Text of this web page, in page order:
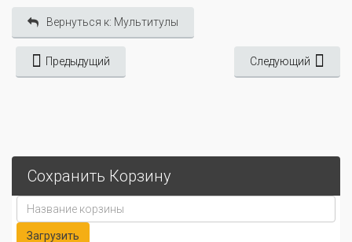
Вернуться к: Мультитулы
Предыдущий Следующий
Сохранить Корзину